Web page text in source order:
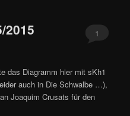
2015 1
das Diagramm hier mit sKh1
auch in Die Schwalbe …),
Joaquim Crusats für den